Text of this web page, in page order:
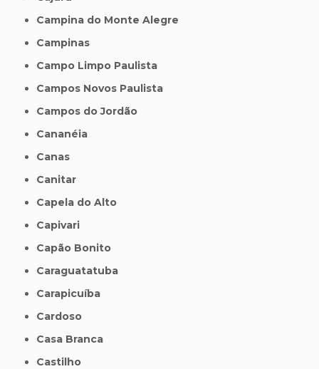
Campina do Monte Alegre
Campinas
Campo Limpo Paulista
Campos Novos Paulista
Campos do Jordão
Cananéia
Canas
Canitar
Capela do Alto
Capivari
Capão Bonito
Caraguatatuba
Carapicuíba
Cardoso
Casa Branca
Castilho